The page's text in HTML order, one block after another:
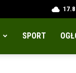
17.8
SPORT